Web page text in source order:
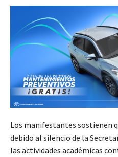
Los manifestantes sostienen
debido al silencio de la
las actividades académicas